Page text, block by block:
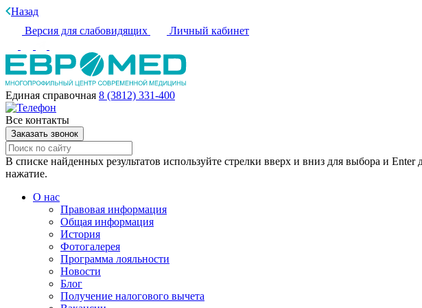
Назад
Версия для слабовидящих
Личный кабинет
Единая справочная 8 (3812) 331-400
Все контакты
Заказать звонок
В списке найденных результатов используйте стрелки вверх и вниз для выбора и
нажатие.
О нас
Правовая информация
Общая информация
История
Фотогалерея
Программа лояльности
Новости
Блог
Получение налогового вычета